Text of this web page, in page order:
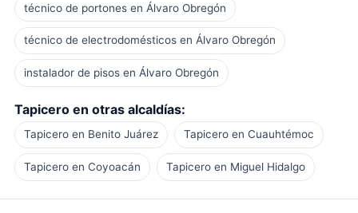
técnico de portones en Álvaro Obregón
técnico de electrodomésticos en Álvaro Obregón
instalador de pisos en Álvaro Obregón
Tapicero en otras alcaldías:
Tapicero en Benito Juárez Tapicero en Cuauhtémoc
Tapicero en Coyoacán Tapicero en Miguel Hidalgo